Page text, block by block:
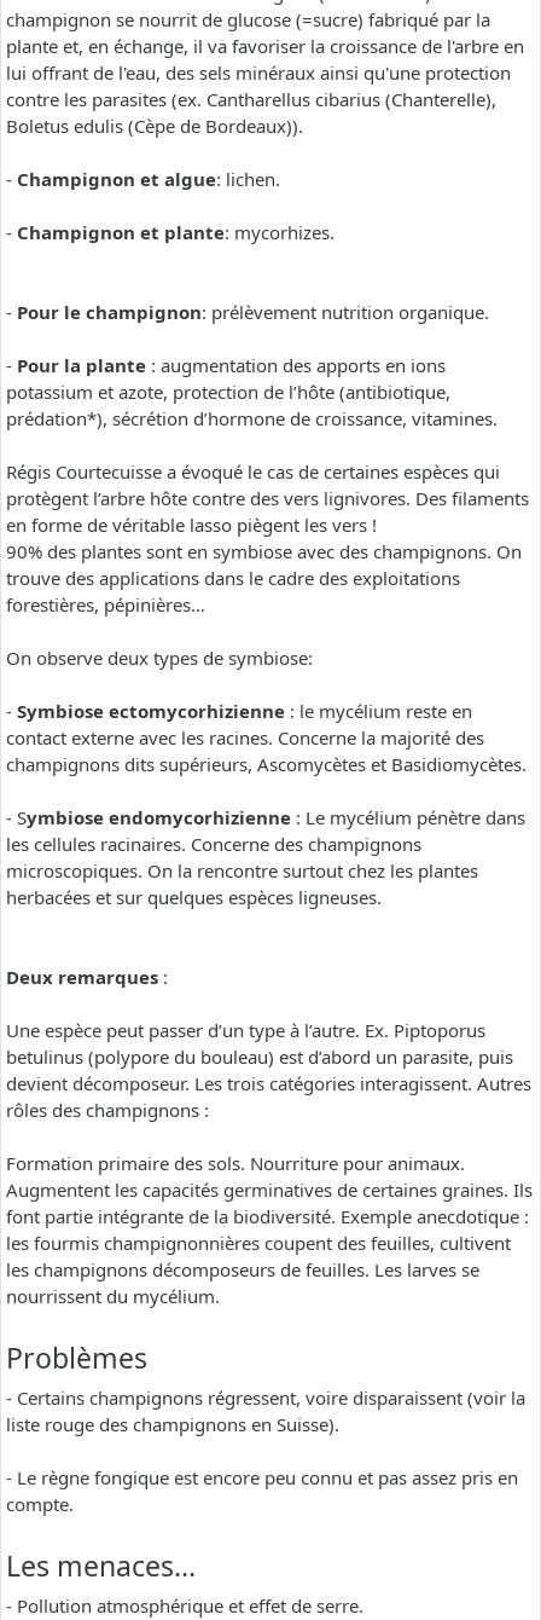
champignon se nourrit de glucose (=sucre) fabriqué par la
plante et, en échange, il va favoriser la croissance de l'arbre en
lui offrant de l'eau, des sels minéraux ainsi qu'une protection
contre les parasites (ex. Cantharellus cibarius (Chanterelle),
Boletus edulis (Cèpe de Bordeaux)).
- Champignon et algue: lichen.
- Champignon et plante: mycorhizes.
- Pour le champignon: prélèvement nutrition organique.
- Pour la plante : augmentation des apports en ions
potassium et azote, protection de l’hôte (antibiotique,
prédation*), sécrétion d’hormone de croissance, vitamines.
Régis Courtecuisse a évoqué le cas de certaines espèces qui
protègent l’arbre hôte contre des vers lignivores. Des filaments
en forme de véritable lasso piègent les vers !
90% des plantes sont en symbiose avec des champignons. On
trouve des applications dans le cadre des exploitations
forestières, pépinières…
On observe deux types de symbiose:
- Symbiose ectomycorhizienne : le mycélium reste en
contact externe avec les racines. Concerne la majorité des
champignons dits supérieurs, Ascomycètes et Basidiomycètes.
- Symbiose endomycorhizienne : Le mycélium pénètre dans
les cellules racinaires. Concerne des champignons
microscopiques. On la rencontre surtout chez les plantes
herbacées et sur quelques espèces ligneuses.
Deux remarques :
Une espèce peut passer d’un type à l’autre. Ex. Piptoporus
betulinus (polypore du bouleau) est d’abord un parasite, puis
devient décomposeur. Les trois catégories interagissent. Autres
rôles des champignons :
Formation primaire des sols. Nourriture pour animaux.
Augmentent les capacités germinatives de certaines graines. Ils
font partie intégrante de la biodiversité. Exemple anecdotique :
les fourmis champignonnières coupent des feuilles, cultivent
les champignons décomposeurs de feuilles. Les larves se
nourrissent du mycélium.
Problèmes
- Certains champignons régressent, voire disparaissent (voir la
liste rouge des champignons en Suisse).
- Le règne fongique est encore peu connu et pas assez pris en
compte.
Les menaces…
- Pollution atmosphérique et effet de serre.